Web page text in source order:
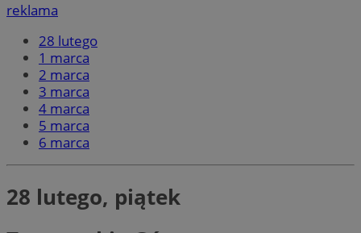
reklama
28 lutego
1 marca
2 marca
3 marca
4 marca
5 marca
6 marca
28 lutego, piątek